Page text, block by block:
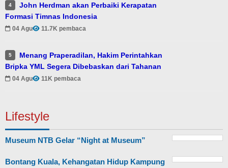
4
John Herdman akan Perbaiki Kerapatan
Formasi Timnas Indonesia
04 Agu 11.7K pembaca
5
Menang Praperadilan, Hakim Perintahkan
Bripka YML Segera Dibebaskan dari Tahanan
04 Agu 11K pembaca
Lifestyle
Museum NTB Gelar “Night at Museum”
Bontang Kuala, Kehangatan Hidup Kampung